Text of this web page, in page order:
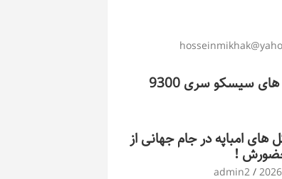
سیسکو سری 9300
های امباپه در جام جهانی از
!
admin2